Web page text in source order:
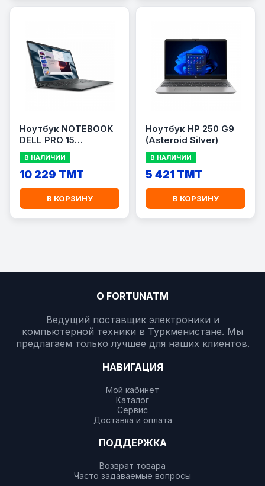
Ноутбук NOTEBOOK
DELL PRO 15
ESSENTIAL PV15250
В НАЛИЧИИ
10 229 TMT
В КОРЗИНУ
Ноутбук HP 250 G9
(Asteroid Silver)
В НАЛИЧИИ
5 421 TMT
В КОРЗИНУ
О FORTUNATM
Ведущий поставщик электроники и
компьютерной техники в Туркменистане. Мы
предлагаем только лучшее для наших клиентов.
НАВИГАЦИЯ
Мой кабинет
Каталог
Сервис
Доставка и оплата
ПОДДЕРЖКА
Возврат товара
Часто задаваемые вопросы